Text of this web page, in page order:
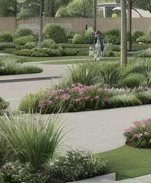
Растения Для Создания
Слоев В Саду
Абхазии — Пицунда
Выращиванию Малины:
И Уход За Кустарниками